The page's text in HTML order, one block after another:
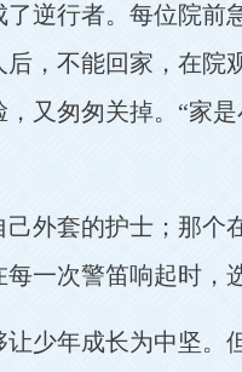
逆行者。每位院前
，不能回家，在
又匆匆关掉。“家
外套的护士；那个
一次警笛响起时，
少年成长为中坚。